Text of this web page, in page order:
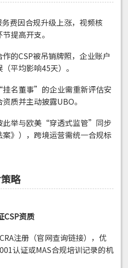
费因合规升级上涨，视频核
提高开支。
的CSP被吊销牌照，企业账户
平均影响45天）。
名董事”的企业需重新评估安
质并主动披露UBO。
此举与欧美“穿透式监管”同步
案》），跨境运营需统一合规标
略
CSP资质
注册（官网查询链接），优
认证或MAS合规培训记录的机